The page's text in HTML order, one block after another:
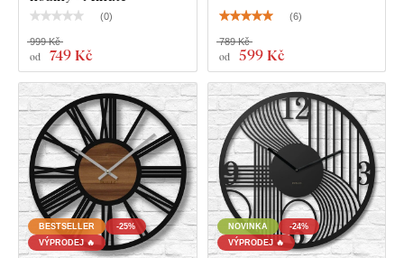
(0)
od 749 Kč
999 Kč
(6)
od 599 Kč
789 Kč
BESTSELLER
-25%
VÝPRODEJ 🔥
NOVINKA
-24%
VÝPRODEJ 🔥